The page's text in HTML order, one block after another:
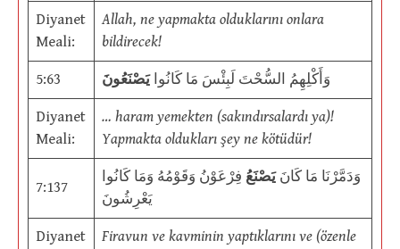
Diyanet
Meali:
Allah, ne yapmakta olduklarını onlara
bildirecek!
5:63 وَأَكْلِهِمُ السُّحْتَ لَبِئْسَ مَا كَانُوايَصْنَعُونَ
Diyanet
Meali:
… haram yemekten (sakındırsalardı ya)!
Yapmakta oldukları şey ne kötüdür!
7:137
وَدَمَّرْنَا مَا كَانَيَصْنَعُ فِرْعَوْنُ وَقَوْمُهُ وَمَا كَانُوا
يَعْرِشُونَ
Diyanet
Firavun ve kavminin yaptıklarını ve (özenle